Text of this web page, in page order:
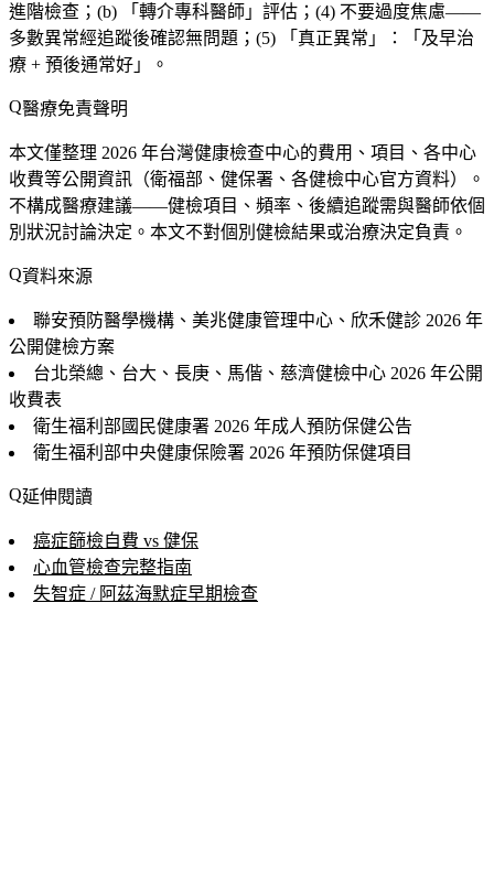
進階檢查；(b) 「轉介專科醫師」評估；(4) 不要過度焦慮——
多數異常經追蹤後確認無問題 ；(5) 「真正異常」：「及早治
療 + 預後通常好」。
醫療免責聲明
本文僅整理 2026 年台灣健康檢查中心的費用、項目、各中心
收費等公開資訊（衛福部、健保署、各健檢中心官方資料）。
不構成醫療建議——健檢項目、頻率、後續追蹤需與醫師依個
別狀況討論決定。本文不對個別健檢結果或治療決定負責。
資料來源
聯安預防醫學機構、美兆健康管理中心、欣禾健診 2026 年
公開健檢方案
台北榮總、台大、長庚、馬偕、慈濟健檢中心 2026 年公開
收費表
衛生福利部國民健康署 2026 年成人預防保健公告
衛生福利部中央健康保險署 2026 年預防保健項目
延伸閱讀
癌症篩檢自費 vs 健保
心血管檢查完整指南
失智症 / 阿茲海默症早期檢查